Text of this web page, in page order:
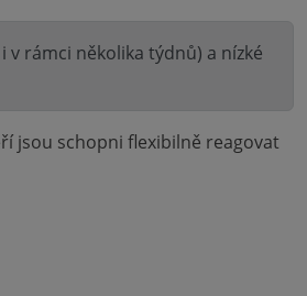
rámci několika týdnů) a nízké
jsou schopni flexibilně reagovat